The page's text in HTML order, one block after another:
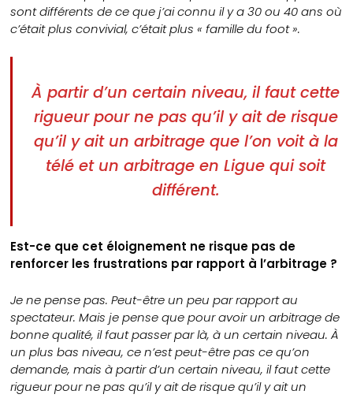
sont différents de ce que j’ai connu il y a 30 ou 40 ans où
c’était plus convivial, c’était plus « famille du foot ».
À partir d’un certain niveau, il faut cette
rigueur pour ne pas qu’il y ait de risque
qu’il y ait un arbitrage que l’on voit à la
télé et un arbitrage en Ligue qui soit
différent.
Est-ce que cet éloignement ne risque pas de
renforcer les frustrations par rapport à l’arbitrage ?
Je ne pense pas. Peut-être un peu par rapport au
spectateur. Mais je pense que pour avoir un arbitrage de
bonne qualité, il faut passer par là, à un certain niveau. À
un plus bas niveau, ce n’est peut-être pas ce qu’on
demande, mais à partir d’un certain niveau, il faut cette
rigueur pour ne pas qu’il y ait de risque qu’il y ait un